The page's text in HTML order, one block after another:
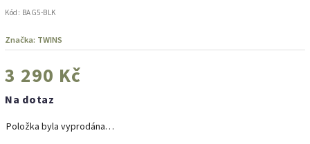
Kód: BAG5-BLK
Značka: TWINS
3 290 Kč
Na dotaz
Položka byla vyprodána…